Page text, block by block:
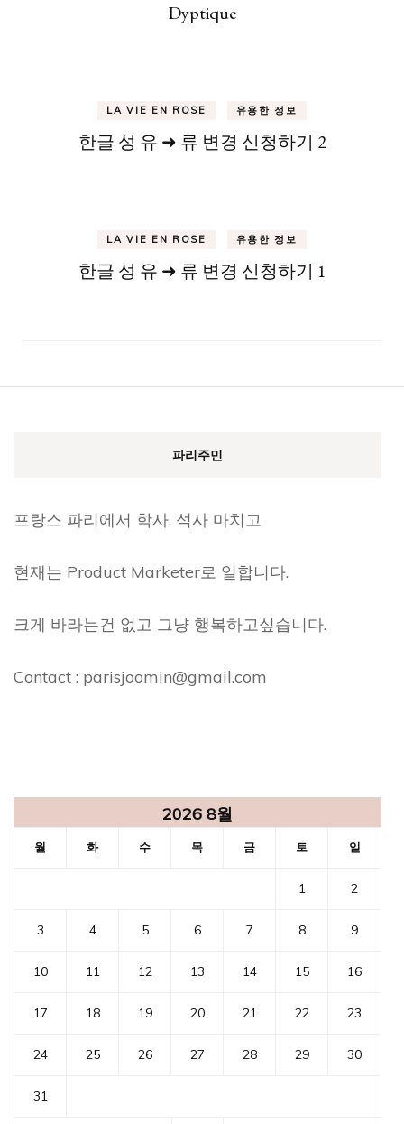
Dyptique
LA VIE EN ROSE 유용한 정보
한글 성 유 ➜ 류 변경 신청하기 2
LA VIE EN ROSE 유용한 정보
한글 성 유 ➜ 류 변경 신청하기 1
파리주민
프랑스 파리에서 학사, 석사 마치고
현재는 Product Marketer로 일합니다.
크게 바라는건 없고 그냥 행복하고싶습니다.
Contact : parisjoomin@gmail.com
2026 8월
월 화 수 목 금 토 일
1 2
3 4 5 6 7 8 9
10 11 12 13 14 15 16
17 18 19 20 21 22 23
24 25 26 27 28 29 30
31